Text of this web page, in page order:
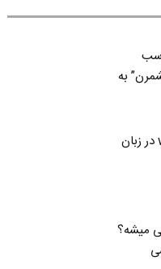
به
تلفظ صحیح حرف w در زبان
میشه؟